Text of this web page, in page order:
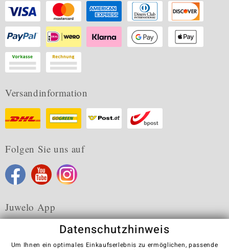
Versandinformation
Folgen Sie uns auf
Juwelo App
Datenschutzhinweis
Um Ihnen ein optimales Einkaufserlebnis zu ermöglichen, passende